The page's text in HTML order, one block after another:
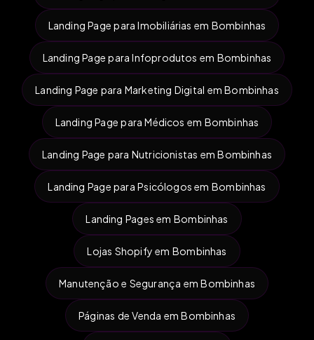
Landing Page para Imobiliárias em Bombinhas
Landing Page para Infoprodutos em Bombinhas
Landing Page para Marketing Digital em Bombinhas
Landing Page para Médicos em Bombinhas
Landing Page para Nutricionistas em Bombinhas
Landing Page para Psicólogos em Bombinhas
Landing Pages em Bombinhas
Lojas Shopify em Bombinhas
Manutenção e Segurança em Bombinhas
Páginas de Venda em Bombinhas